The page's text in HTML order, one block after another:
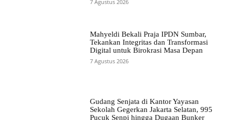
7 Agustus 2026
Mahyeldi Bekali Praja IPDN Sumbar,
Tekankan Integritas dan Transformasi
Digital untuk Birokrasi Masa Depan
7 Agustus 2026
Gudang Senjata di Kantor Yayasan
Sekolah Gegerkan Jakarta Selatan, 995
Pucuk Senpi hingga Dugaan Bunker